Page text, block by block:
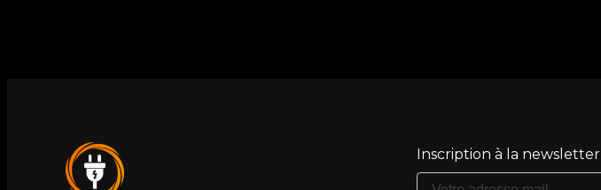
Inscription à la newsletter